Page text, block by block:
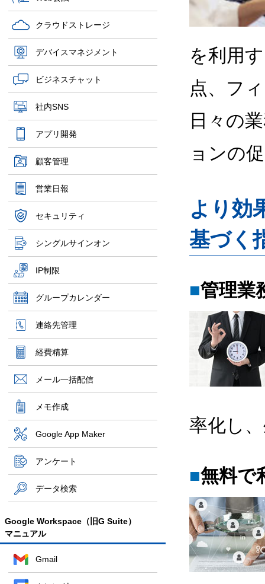
クラウドストレージ
デバイスマネジメント
ビジネスチャット
社内SNS
アプリ開発
顧客管理
営業日報
セキュリティ
シングルサインオン
IP制限
グループカレンダー
連絡先管理
経費精算
メール一括配信
メモ作成
Google App Maker
アンケート
データ検索
Google Workspace（旧G Suite）
マニュアル
Gmail
を利用
点、フ
日々の
ョンの
より効
基づく
■管理業
率化し
■無料で